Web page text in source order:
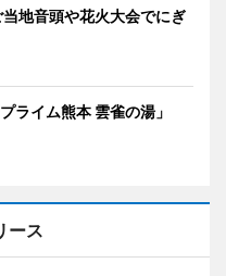
地音頭や花火大会でにぎ
ライム熊本 雲雀の湯」
ース